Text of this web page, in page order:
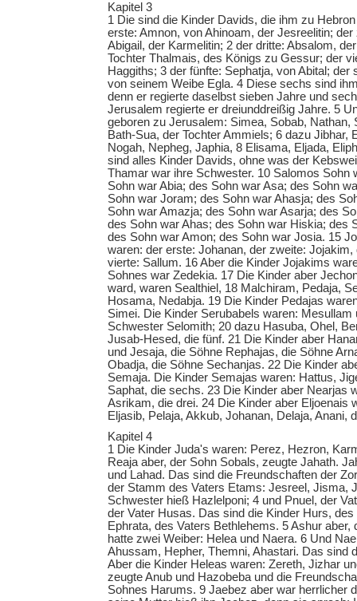
Kapitel 3
1 Die sind die Kinder Davids, die ihm zu
erste: Amnon, von Ahinoam, der Jesreelitin;
Abigail, der Karmelitin; 2 der dritte: Absalom,
Tochter Thalmais, des Königs zu Gessur; der
Haggiths; 3 der fünfte: Sephatja, von Abital; der
von seinem Weibe Egla. 4 Diese sechs sind
denn er regierte daselbst sieben Jahre und
Jerusalem regierte er dreiunddreißig Jahre. 5
geboren zu Jerusalem: Simea, Sobab, Nathan,
Bath-Sua, der Tochter Ammiels; 6 dazu Jibhar,
Nogah, Nepheg, Japhia, 8 Elisama, Eljada,
sind alles Kinder Davids, ohne was der
Thamar war ihre Schwester. 10 Salomos Sohn
Sohn war Abia; des Sohn war Asa; des Sohn
Sohn war Joram; des Sohn war Ahasja; des
Sohn war Amazja; des Sohn war Asarja; des
des Sohn war Ahas; des Sohn war Hiskia; des
des Sohn war Amon; des Sohn war Josia. 15
waren: der erste: Johanan, der zweite: Jojakim,
vierte: Sallum. 16 Aber die Kinder Jojakims
Sohnes war Zedekia. 17 Die Kinder aber
ward, waren Sealthiel, 18 Malchiram, Pedaja,
Hosama, Nedabja. 19 Die Kinder Pedajas
Simei. Die Kinder Serubabels waren: Mesullam
Schwester Selomith; 20 dazu Hasuba, Ohel,
Jusab-Hesed, die fünf. 21 Die Kinder aber
und Jesaja, die Söhne Rephajas, die Söhne
Obadja, die Söhne Sechanjas. 22 Die Kinder
Semaja. Die Kinder Semajas waren: Hattus,
Saphat, die sechs. 23 Die Kinder aber Nearjas
Asrikam, die drei. 24 Die Kinder aber Eljoenais
Eljasib, Pelaja, Akkub, Johanan, Delaja, Anani,
Kapitel 4
1 Die Kinder Juda's waren: Perez, Hezron,
Reaja aber, der Sohn Sobals, zeugte Jahath.
und Lahad. Das sind die Freundschaften der
der Stamm des Vaters Etams: Jesreel, Jisma,
Schwester hieß Hazlelponi; 4 und Pnuel, der
der Vater Husas. Das sind die Kinder Hurs,
Ephrata, des Vaters Bethlehems. 5 Ashur aber,
hatte zwei Weiber: Helea und Naera. 6 Und
Ahussam, Hepher, Themni, Ahastari. Das sind
Aber die Kinder Heleas waren: Zereth, Jizhar
zeugte Anub und Hazobeba und die
Sohnes Harums. 9 Jaebez aber war herrlicher